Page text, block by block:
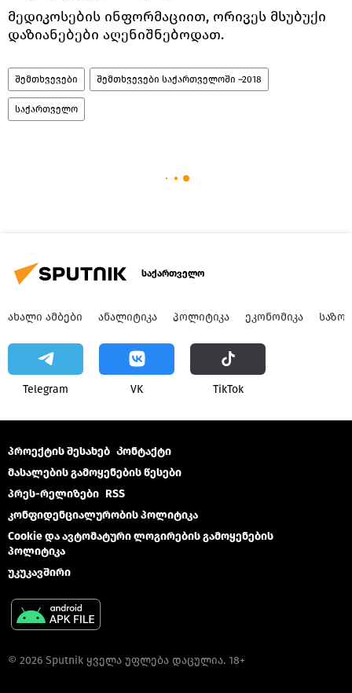
მედიკოსების ინფორმაციით, ორივეს მსუბუქი
დაზიანებები აღენიშნებოდათ.
შემთხვევები შემთხვევები საქართველოში –2018
საქართველო
საქართველო
ᲐᲮᲐᲚᲘ ᲐᲛᲑᲔᲑᲘ ᲐᲜᲐᲚᲘᲢᲘᲙᲐ ᲞᲝᲚᲘᲢᲘᲙᲐ ᲔᲙᲝᲜᲝᲛᲘᲙᲐ
Telegram VK ТikТоk
პროექტის შესახებ Კონტაქტი
მასალების გამოყენების წესები
პრეს-რელიზები RSS
კონფიდენციალურობის პოლიტიკა
Cookie და ავტომატური ლოგირების გამოყენების
პოლიტიკა
უკუკავშირი
© 2026 Sputnik ყველა უფლება დაცულია. 18+